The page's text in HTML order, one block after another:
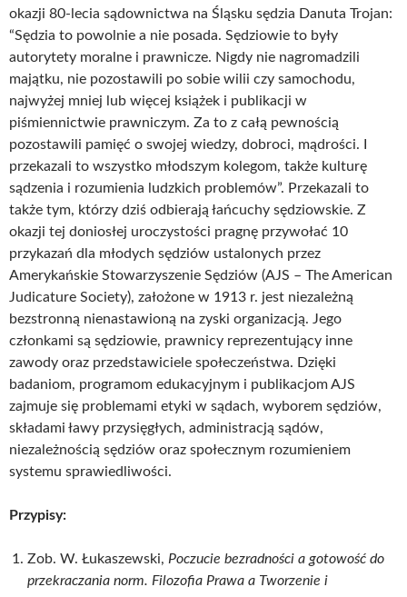
okazji 80-lecia sądownictwa na Śląsku sędzia Danuta Trojan:
“Sędzia to powolnie a nie posada. Sędziowie to były
autorytety moralne i prawnicze. Nigdy nie nagromadzili
majątku, nie pozostawili po sobie wilii czy samochodu,
najwyżej mniej lub więcej książek i publikacji w
piśmiennictwie prawniczym. Za to z całą pewnością
pozostawili pamięć o swojej wiedzy, dobroci, mądrości. I
przekazali to wszystko młodszym kolegom, także kulturę
sądzenia i rozumienia ludzkich problemów”. Przekazali to
także tym, którzy dziś odbierają łańcuchy sędziowskie. Z
okazji tej doniosłej uroczystości pragnę przywołać 10
przykazań dla młodych sędziów ustalonych przez
Amerykańskie Stowarzyszenie Sędziów (AJS – The American
Judicature Society), założone w 1913 r. jest niezależną
bezstronną nienastawioną na zyski organizacją. Jego
członkami są sędziowie, prawnicy reprezentujący inne
zawody oraz przedstawiciele społeczeństwa. Dzięki
badaniom, programom edukacyjnym i publikacjom AJS
zajmuje się problemami etyki w sądach, wyborem sędziów,
składami ławy przysięgłych, administracją sądów,
niezależnością sędziów oraz społecznym rozumieniem
systemu sprawiedliwości.
Przypisy:
Zob. W. Łukaszewski, Poczucie bezradności a gotowość do
przekraczania norm. Filozofia Prawa a Tworzenie i